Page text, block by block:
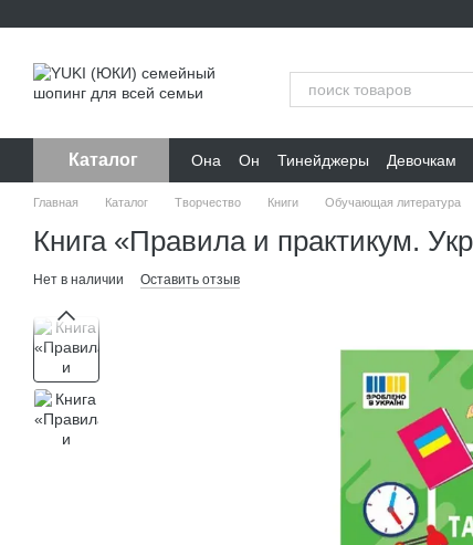
Каталог Она Он Тинейджеры Девочкам
Главная Каталог Творчество Книги Обучающая литература
Книга «Правила и практикум.
Нет в наличии Оставить отзыв